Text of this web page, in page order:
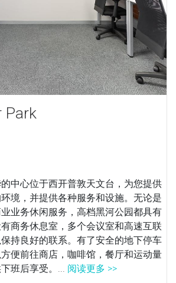
Park
中心位于西开普敦天文台，为您提供
境，并提供各种服务和设施。无论是
业务休闲服务，高档黑河公园都具有
商务休息室，多个会议室和高速互联
持良好的联系。有了安全的地下停车
便前往商店，咖啡馆，餐厅和运动量
班后享受。... 阅读更多 >>